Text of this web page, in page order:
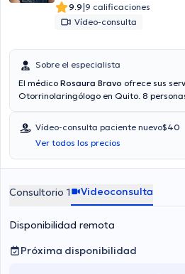
9.9|9 calificaciones
Vídeo-consulta
Sobre el especialista
El médico Rosaura Bravo ofrece sus
Otorrinolaringólogo en Quito. 8
consulta mediante video. El doctor
las siguientes aseguradoras: Consulta
servicios médicos ofrecidos en el
correctora o funcional, Alergias
Vídeo-consulta paciente nuevo$40
Ver todos los precios
Consultorio 1 Videoconsulta
Disponibilidad remota
Próxima disponibilidad